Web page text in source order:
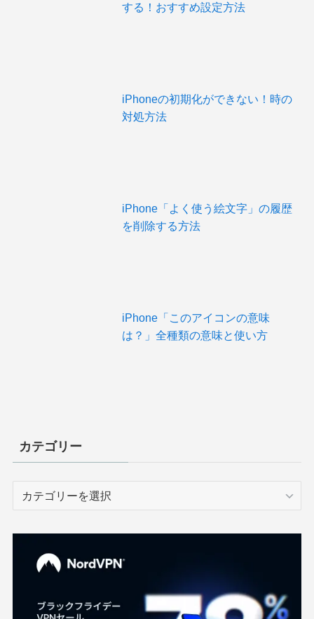
する！おすすめ設定方法
iPhoneの初期化ができない！時の
対処方法
iPhone「よく使う絵文字」の履歴
を削除する方法
iPhone「このアイコンの意味
は？」全種類の意味と使い方
カテゴリー